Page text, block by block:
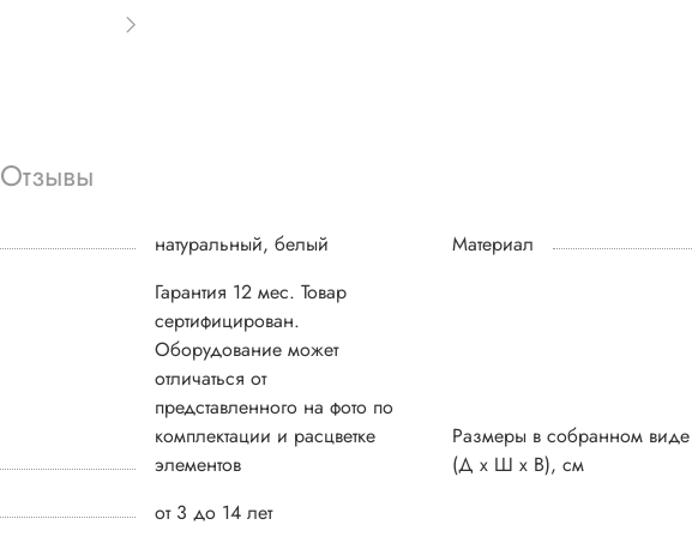
Отзывы
натуральный, белый Материал
Гарантия 12 мес. Товар
сертифицирован.
Оборудование может
отличаться от
представленного на фото по
комплектации и расцветке
элементов
Размеры в собранном виде
(Д х Ш х В), см
от 3 до 14 лет